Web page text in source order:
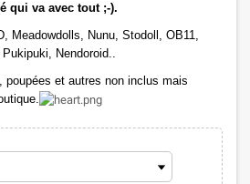
qui va avec tout ;-).
Meadowdolls, Nunu, Stodoll, OB11,
Nendoroid..
poupées et autres non inclus mais